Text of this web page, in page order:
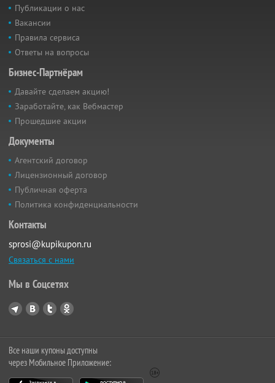
Публикации о нас
Вакансии
Правила сервиса
Ответы на вопросы
Бизнес-Партнёрам
Давайте сделаем акцию!
Заработайте, как Вебмастер
Прошедшие акции
Документы
Агентский договор
Лицензионный договор
Публичная оферта
Политика конфиденциальности
Контакты
sprosi@kupikupon.ru
Связаться с нами
Мы в Соцсетях
Все наши купоны доступны
через Мобильное Приложение: